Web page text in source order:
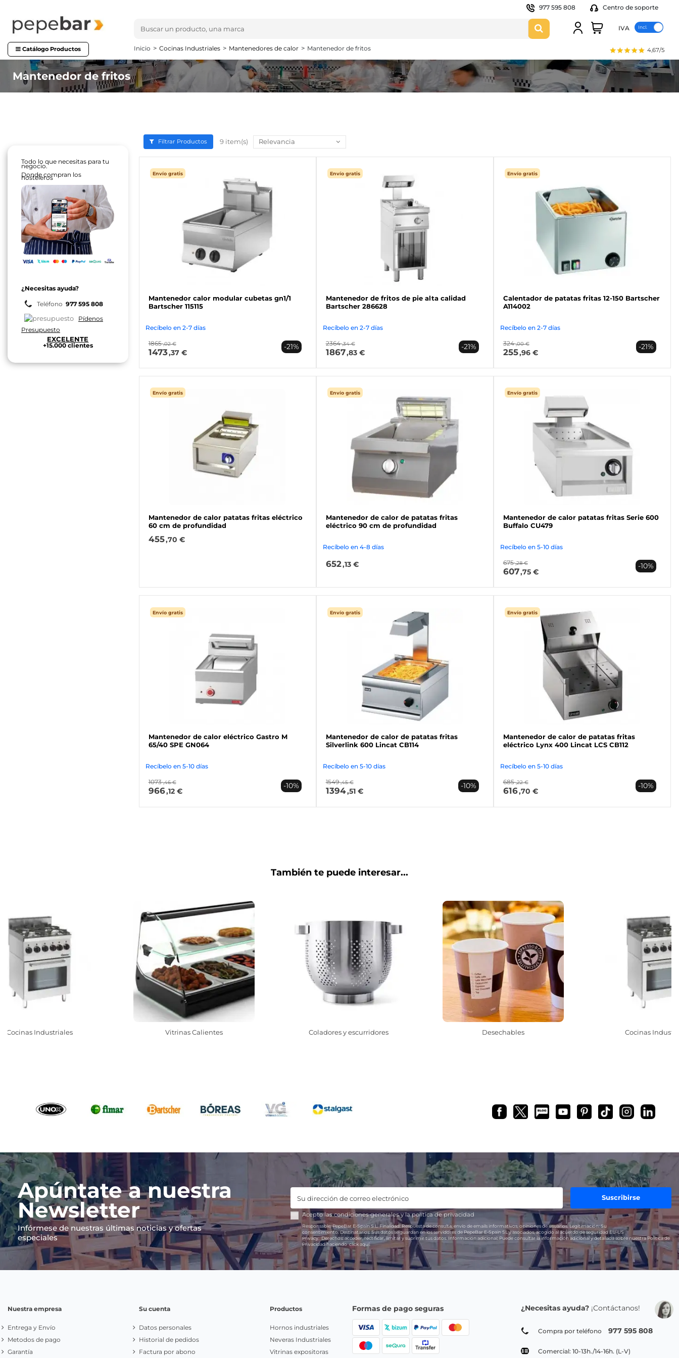
977 595 808 Centro de soporte
IVA
Catálogo Productos 4,67/5
Inicio Cocinas Industriales Mantenedores de calor Mantenedor de fritos
Mantenedor de fritos
Filtrar Productos 9 item(s) Relevancia
Envío gratis
Mantenedor calor modular cubetas gn1/1
Bartscher 115115
Recíbelo en 2-7 días
1865 ,02 €
1473,37 €
-21%
Envío gratis
Mantenedor de fritos de pie alta calidad
Bartscher 286628
Recíbelo en 2-7 días
2364 ,34 €
1867,83 €
-21%
Envío gratis
Calentador de patatas fritas 12-150 Bartscher
A114002
Recíbelo en 2-7 días
324 ,00 €
255,96 €
-21%
Envío gratis
Mantenedor de calor patatas fritas eléctrico
60 cm de profundidad
455,70 €
Envío gratis
Mantenedor de calor de patatas fritas
eléctrico 90 cm de profundidad
Recíbelo en 4-8 días
652,13 €
Envío gratis
Mantenedor de calor patatas fritas Serie 600
Buffalo CU479
Recíbelo en 5-10 días
675 ,28 €
607,75 €
-10%
Envío gratis
Mantenedor de calor eléctrico Gastro M
65/40 SPE GN064
Recíbelo en 5-10 días
1073 ,46 €
966,12 €
-10%
Envío gratis
Mantenedor de calor de patatas fritas
Silverlink 600 Lincat CB114
Recíbelo en 5-10 días
1549 ,45 €
1394,51 €
-10%
Envío gratis
Mantenedor de calor de patatas fritas
eléctrico Lynx 400 Lincat LCS CB112
Recíbelo en 5-10 días
685 ,22 €
616,70 €
-10%
Todo lo que necesitas para tu
negocio.
Donde compran los
hosteleros
¿Necesitas ayuda?
Teléfono 977 595 808
Pídenos
Presupuesto
EXCELENTE
+15.000 clientes
También te puede interesar...
Cocinas Industriales Vitrinas Calientes Coladores y escurridores Desechables Cocinas
Apúntate a nuestra
Newsletter
Infórmese de nuestras últimas noticias y ofertas
especiales
Suscribirse
Acepto lascondiciones generalesy lapolítica de privacidad
Responsable:PepeBar E-Spain S.L.Finalidad:Respuesta de consulta, envío de emails informativos, opiniones de usuarios. Legitimación: Su
consentimiento.Destinatarios:Sus datos se guardan en los servidores de PepeBar E-Spain SL y asociados, acogido al acuerdo de seguridad EU-US
Privacy.Derechos:acceder, rectificar, limitar y suprimir tus datos. Información adicional:Puede consultar la información adicional y detallada sobre nuestra Política de
Privacidad haciendoclick aquí.
Nuestra empresa
Entrega y Envío
Metodos de pago
Garantía
Su cuenta
Datos personales
Historial de pedidos
Factura por abono
Productos
Hornos industriales
Neveras Industriales
Vitrinas expositoras
Formas de pago seguras ¿Necesitas ayuda? ¡Contáctanos!
Compra por teléfono 977 595 808
Comercial: 10-13h./14-16h. (L-V)